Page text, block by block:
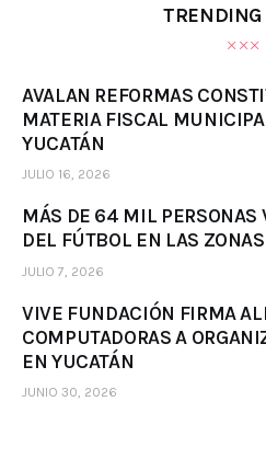
TRENDING
AVALAN REFORMAS
MATERIA FISCAL
YUCATÁN
JULIO 16, 2026
MÁS DE 64 MIL PERSONAS
DEL FÚTBOL EN LAS
JULIO 7, 2026
VIVE FUNDACIÓN FIRMA
COMPUTADORAS A
EN YUCATÁN
JUNIO 30, 2026